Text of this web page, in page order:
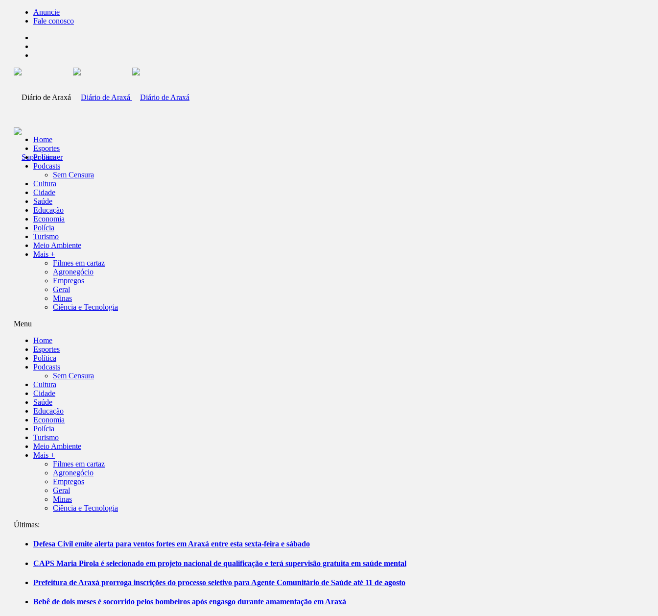
Anuncie
Fale conosco
Home
Esportes
Política
Podcasts
Sem Censura
Cultura
Cidade
Saúde
Educação
Economia
Polícia
Turismo
Meio Ambiente
Mais +
Filmes em cartaz
Agronegócio
Empregos
Geral
Minas
Ciência e Tecnologia
Menu
Home
Esportes
Política
Podcasts
Sem Censura
Cultura
Cidade
Saúde
Educação
Economia
Polícia
Turismo
Meio Ambiente
Mais +
Filmes em cartaz
Agronegócio
Empregos
Geral
Minas
Ciência e Tecnologia
Últimas:
Defesa Civil emite alerta para ventos fortes em Araxá entre esta sexta-feira e sábado
CAPS Maria Pirola é selecionado em projeto nacional de qualificação e terá supervisão gratuita em saúde mental
Prefeitura de Araxá prorroga inscrições do processo seletivo para Agente Comunitário de Saúde até 11 de agosto
Bebê de dois meses é socorrido pelos bombeiros após engasgo durante amamentação em Araxá